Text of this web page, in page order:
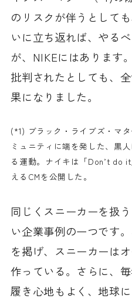
のリスクが伴うとして
いに立ち返れば、やる
が、NIKEにはあります
批判されたとしても、
果になりました。
(*1) ブラック・ライブズ・マ
ミュニティに端を発した、黒
る運動。ナイキは「Don’t do
えるCMを公開した。
同じくスニーカーを扱
い企業事例の一つです
を掲げ、スニーカーは
作っている。さらに、
履き心地もよく、地球